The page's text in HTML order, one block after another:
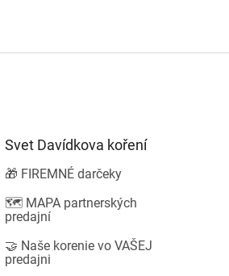
Svet Davídkova koření
🎁 FIREMNÉ darčeky
🗺️ MAPA partnerských
predajní
🤝 Naše korenie vo VAŠEJ
predajni